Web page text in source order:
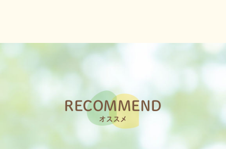
RECOMMEND
オススメ